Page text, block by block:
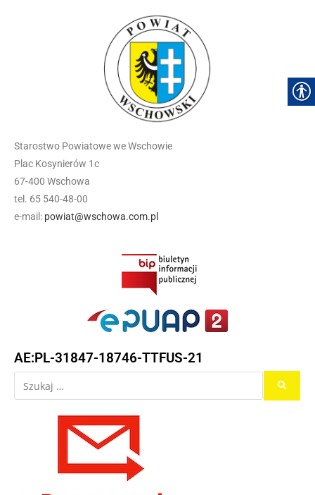
Starostwo Powiatowe we Wschowie
Plac Kosynierów 1c
67-400 Wschowa
tel. 65 540-48-00
e-mail: powiat@wschowa.com.pl
AE:PL-31847-18746-TTFUS-21